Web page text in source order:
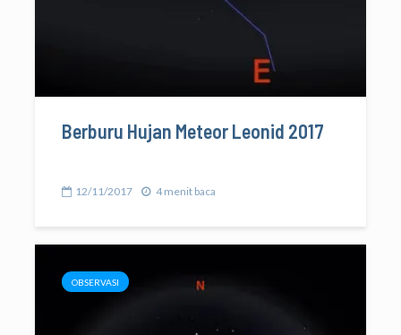
Berburu Hujan Meteor Leonid 2017
12/11/2017 4 menit baca
OBSERVASI